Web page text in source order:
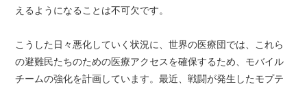
えるようになることは不可欠です。
こうした日々悪化していく状況に、世界の医療団では、これら
の避難民たちのための医療アクセスを確保するため、モバイル
チームの強化を計画しています。最近、戦闘が発生したモプテ